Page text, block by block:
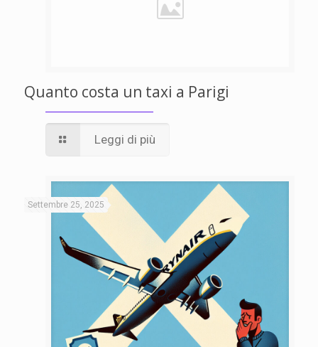
Quanto costa un taxi a Parigi
Leggi di più
Settembre 25, 2025